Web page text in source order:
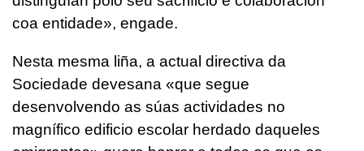
coa entidade», engade.
Nesta mesma liña, a actual directiva da
Sociedade devesana «que segue
desenvolvendo as súas actividades no
magnífico edificio escolar herdado daqueles